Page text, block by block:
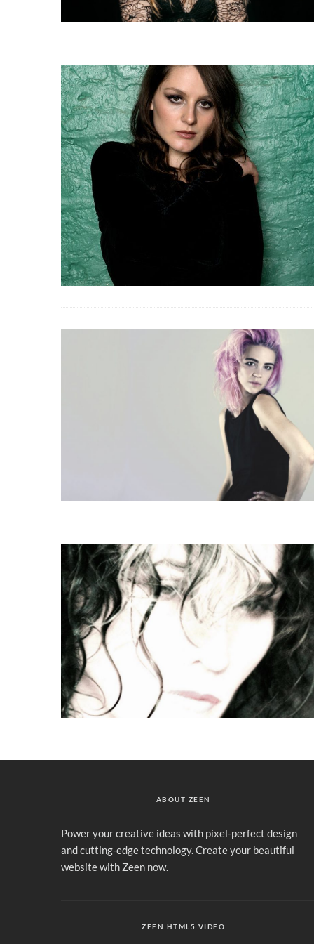
ABOUT ZEEN
Power your creative ideas with pixel-perfect design
and cutting-edge technology. Create your beautiful
website with Zeen now.
ZEEN HTML5 VIDEO